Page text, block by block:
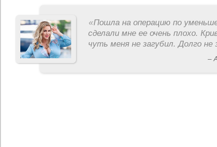
«Пошла на операцию по
сделали мне ее очень плохо.
чуть меня не загубил. Долго не
–